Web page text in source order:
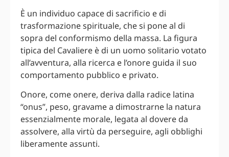
È un individuo capace di sacrificio e di
trasformazione spirituale, che si pone al di
sopra del conformismo della massa. La figura
tipica del Cavaliere è di un uomo solitario votato
all’avventura, alla ricerca e l’onore guida il suo
comportamento pubblico e privato.
Onore, come onere, deriva dalla radice latina
“onus”, peso, gravame a dimostrarne la natura
essenzialmente morale, legata al dovere da
assolvere, alla virtù da perseguire, agli obblighi
liberamente assunti.